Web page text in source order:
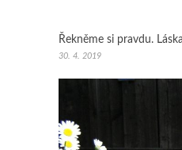
Řekněme si pravdu.
30. 4. 2019